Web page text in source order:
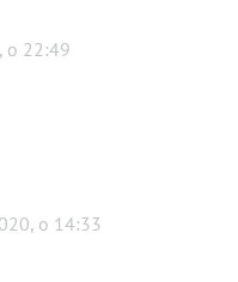
, o 22:49
, o 14:33